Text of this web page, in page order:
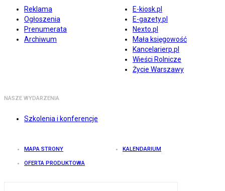
Reklama
Ogłoszenia
Prenumerata
Archiwum
E-kiosk.pl
E-gazety.pl
Nexto.pl
Mała księgowość
Kancelarierp.pl
Wieści Rolnicze
Życie Warszawy
NASZE WYDARZENIA
Szkolenia i konferencje
MAPA STRONY KALENDARIUM
OFERTA PRODUKTOWA